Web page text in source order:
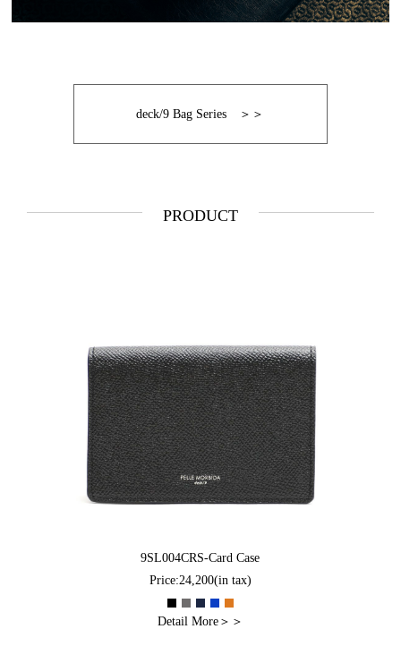
deck/9 Bag Series ＞＞
PRODUCT
9SL004CRS-Card Case
Price:24,200(in tax)
Detail More＞＞